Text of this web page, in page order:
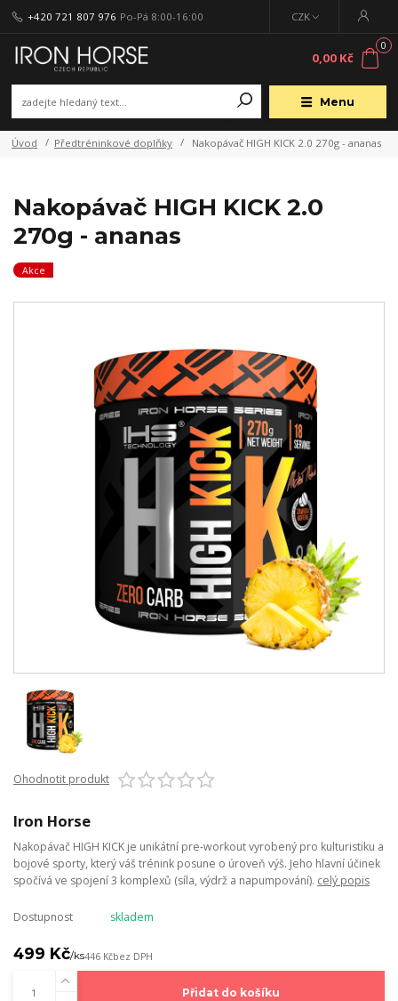
Menu
CZK
+420 721 807 976 Po-Pá 8:00-16:00
0
0,00 Kč
Úvod Předtréninkové doplňky Nakopávač HIGH KICK 2.0 270g - ananas
Nakopávač HIGH KICK 2.0
270g - ananas
Akce
Ohodnotit produkt
Iron Horse
Nakopávač HIGH KICK je unikátní pre-workout vyrobený pro kulturistiku a
bojové sporty, který váš trénink posune o úroveň výš. Jeho hlavní účinek
spočívá ve spojení 3 komplexů (síla, výdrž a napumpování). celý popis
Dostupnost skladem
499 Kč/ks446 Kčbez DPH
Přidat do košíku